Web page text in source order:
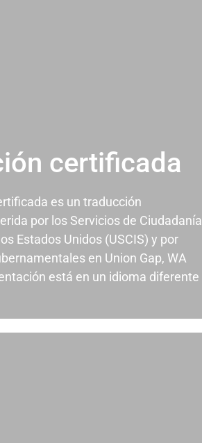
certificada
es un traducción
por los Servicios de Ciudadanía
Estados Unidos (USCIS) y por
en Union Gap, WA
está en un idioma diferente